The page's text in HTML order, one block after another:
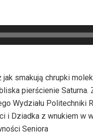
smakują chrupki
pierścienie
Wydziału Politechniki
i Dziadka z wnukiem
Seniora